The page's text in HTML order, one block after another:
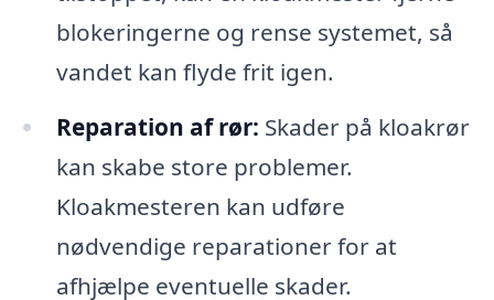
blokeringerne og rense systemet, så
vandet kan flyde frit igen.
Reparation af rør: Skader på kloakrør
kan skabe store problemer.
Kloakmesteren kan udføre
nødvendige reparationer for at
afhjælpe eventuelle skader.